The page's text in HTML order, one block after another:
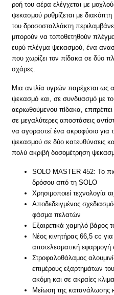
ροή του αέρα ελέγχεται με
ψεκασμού ρυθμίζεται με
του δροσοσταλλάκτη
μπορούν να τοποθετηθούν
ευρύ πλέγμα ψεκασμού, ένα
που χωρίζει τον πίδακα σε δύο
σχάρες.
Μια αντλία υγρών παρέχεται ως
ψεκασμό και, σε συνδυασμό με
αεριωθούμενου πίδακα,
σε μεγαλύτερες αποστάσεις
να αγοραστεί ένα ακροφύσιο για
ψεκασμού σε δύο κατευθύνσεις
πολύ ακριβή δοσομέτρηση
SOLO MASTER 452: Το
δρόσου από τη SOLO
Χρησιμοποιεί τεχνολογία
Αποδεδειγμένος
φάσμα πελατών
Εξαιρετικά χαμηλό βάρος
Νέος κινητήρας 66,5 cc
αποτελεσματική
Στροφαλοθάλαμος
επιμέρους εξαρτημάτων
ακόμη και σε ακραίες
Μείωση της κατανάλωσης